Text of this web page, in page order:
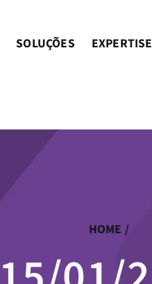
SOLUÇÕES EXPERTISE
HOME /